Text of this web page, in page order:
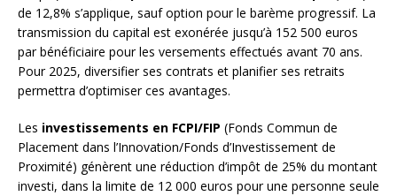
de 12,8% s’applique, sauf option pour le barème progressif. La
transmission du capital est exonérée jusqu’à 152 500 euros
par bénéficiaire pour les versements effectués avant 70 ans.
Pour 2025, diversifier ses contrats et planifier ses retraits
permettra d’optimiser ces avantages.
Les investissements en FCPI/FIP (Fonds Commun de
Placement dans l’Innovation/Fonds d’Investissement de
Proximité) génèrent une réduction d’impôt de 25% du montant
investi, dans la limite de 12 000 euros pour une personne seule